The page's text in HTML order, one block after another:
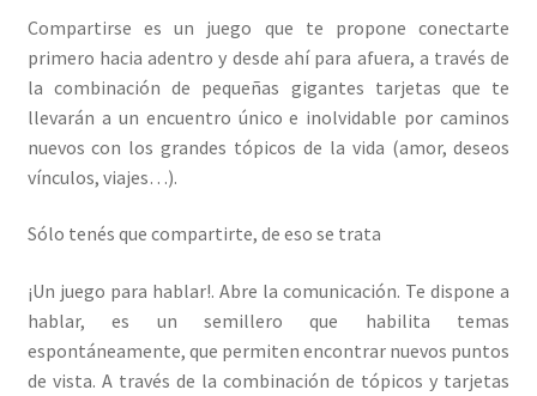
Compartirse es un juego que te propone conectarte
primero hacia adentro y desde ahí para afuera, a través de
la combinación de pequeñas gigantes tarjetas que te
llevarán a un encuentro único e inolvidable por caminos
nuevos con los grandes tópicos de la vida (amor, deseos
vínculos, viajes…).
Sólo tenés que compartirte, de eso se trata
¡Un juego para hablar!. Abre la comunicación. Te dispone a
hablar, es un semillero que habilita temas
espontáneamente, que permiten encontrar nuevos puntos
de vista. A través de la combinación de tópicos y tarjetas